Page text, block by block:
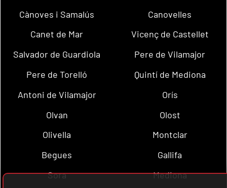
Cànoves i Samalús
Canovelles
Canet de Mar
Vicenç de Castellet
Salvador de Guardiola
Pere de Vilamajor
Pere de Torelló
Quintí de Mediona
Antoni de Vilamajor
Orís
Olvan
Olost
Olivella
Montclar
Begues
Gallifa
Sora
Mediona